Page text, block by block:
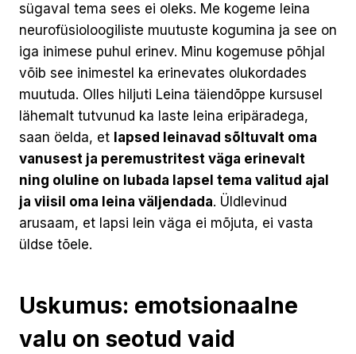
sügaval tema sees ei oleks. Me kogeme leina
neurofüsioloogiliste muutuste kogumina ja see on
iga inimese puhul erinev. Minu kogemuse põhjal
võib see inimestel ka erinevates olukordades
muutuda. Olles hiljuti Leina täiendõppe kursusel
lähemalt tutvunud ka laste leina eripäradega,
saan öelda, et lapsed leinavad sõltuvalt oma
vanusest ja peremustritest väga erinevalt
ning oluline on lubada lapsel tema valitud ajal
ja viisil oma leina väljendada. Üldlevinud
arusaam, et lapsi lein väga ei mõjuta, ei vasta
üldse tõele.
Uskumus: emotsionaalne
valu on seotud vaid